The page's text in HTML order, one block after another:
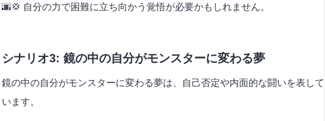
🌆💢 自分の力で困難に立ち向かう覚悟が必要かもしれません。
シナリオ3: 鏡の中の自分がモンスターに変わる夢
鏡の中の自分がモンスターに変わる夢は、自己否定や内面的な闘いを表して
います。